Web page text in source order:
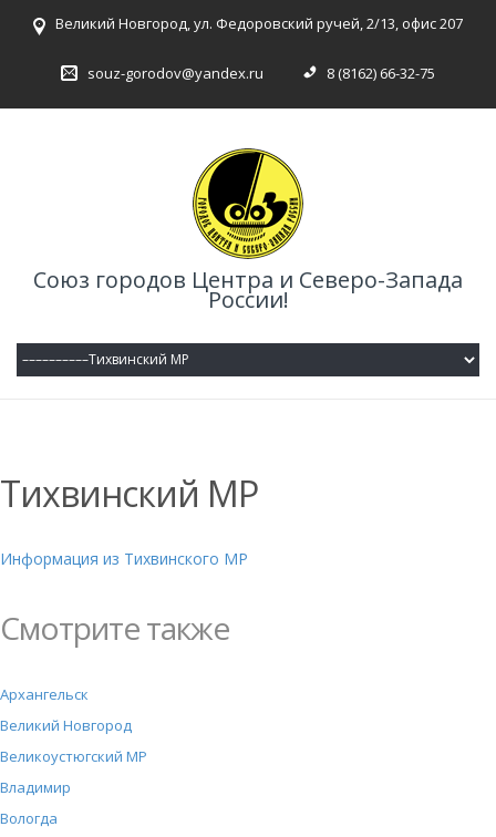
Великий Новгород, ул. Федоровский ручей, 2/13, офис 207
souz-gorodov@yandex.ru 8 (8162) 66-32-75
Союз городов Центра и Северо-Запада
России!
Тихвинский МР
Информация из Тихвинского МР
Смотрите также
Архангельск
Великий Новгород
Великоустюгский МР
Владимир
Вологда